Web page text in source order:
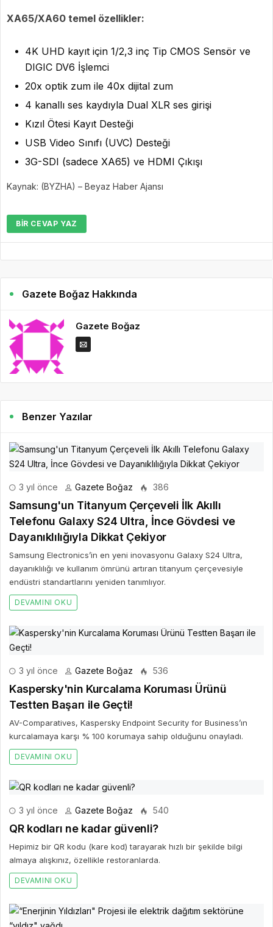
XA65/XA60 temel özellikler:
4K UHD kayıt için 1/2,3 inç Tip CMOS Sensör ve
DIGIC DV6 İşlemci
20x optik zum ile 40x dijital zum
4 kanallı ses kaydıyla Dual XLR ses girişi
Kızıl Ötesi Kayıt Desteği
USB Video Sınıfı (UVC) Desteği
3G-SDI (sadece XA65) ve HDMI Çıkışı
Kaynak: (BYZHA) – Beyaz Haber Ajansı
BIR CEVAP YAZ
Gazete Boğaz Hakkında
Gazete Boğaz
Benzer Yazılar
3 yıl önce Gazete Boğaz 386
Samsung'un Titanyum Çerçeveli İlk Akıllı
Telefonu Galaxy S24 Ultra, İnce Gövdesi ve
Dayanıklılığıyla Dikkat Çekiyor
Samsung Electronics’in en yeni inovasyonu Galaxy S24 Ultra,
dayanıklılığı ve kullanım ömrünü artıran titanyum çerçevesiyle
endüstri standartlarını yeniden tanımlıyor.
DEVAMINI OKU
3 yıl önce Gazete Boğaz 536
Kaspersky'nin Kurcalama Koruması Ürünü
Testten Başarı ile Geçti!
AV-Comparatives, Kaspersky Endpoint Security for Business’ın
kurcalamaya karşı % 100 korumaya sahip olduğunu onayladı.
DEVAMINI OKU
3 yıl önce Gazete Boğaz 540
QR kodları ne kadar güvenli?
Hepimiz bir QR kodu (kare kod) tarayarak hızlı bir şekilde bilgi
almaya alışkınız, özellikle restoranlarda.
DEVAMINI OKU